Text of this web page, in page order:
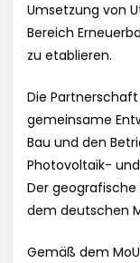
Umsetzung von
Bereich
zu etablieren.
Die
gemeinsame
Bau und den
Photovoltaik-
Der
dem deutschen
Gemäß dem